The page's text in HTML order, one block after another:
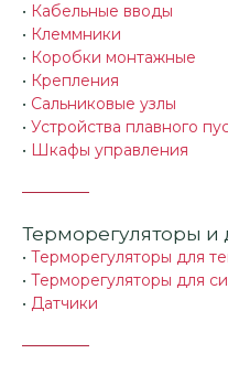
• Кабельные вводы
• Клеммники
• Коробки монтажные
• Крепления
• Сальниковые узлы
• Устройства плавного
• Шкафы управления
Терморегуляторы и
• Терморегуляторы для
• Терморегуляторы для
• Датчики